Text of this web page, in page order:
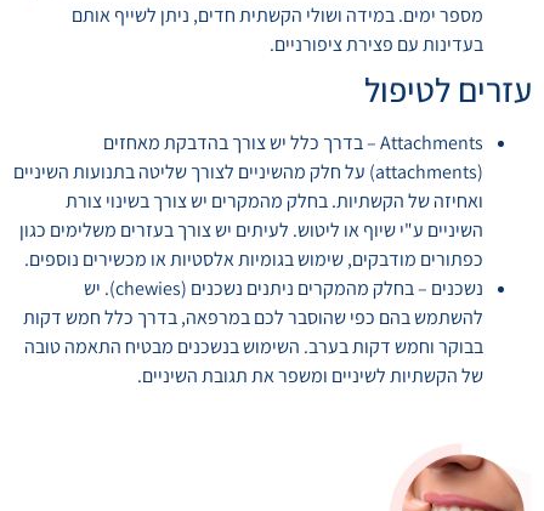
מספר ימים. במידה ושולי הקשתית חדים, ניתן לשייף אותם
בעדינות עם פצירת ציפורניים.
עזרים לטיפול
​Attachments – בדרך כלל יש צורך בהדבקת מאחזים
(attachments) על חלק מהשיניים לצורך שליטה בתנועות השיניים
ואחיזה של הקשתיות. בחלק מהמקרים יש צורך בשינוי צורת
השיניים ע"י שיוף או ליטוש. לעיתים יש צורך בעזרים משלימים כגון
כפתורים מודבקים, שימוש בגומיות אלסטיות או מכשירים נוספים.
​נשכנים – בחלק מהמקרים ניתנים נשכנים (chewies). יש
להשתמש בהם כפי שהוסבר לכם במרפאה, בדרך כלל חמש דקות
בבוקר וחמש דקות בערב. השימוש בנשכנים מבטיח התאמה טובה
של הקשתיות לשיניים ומשפר את תגובת השיניים.